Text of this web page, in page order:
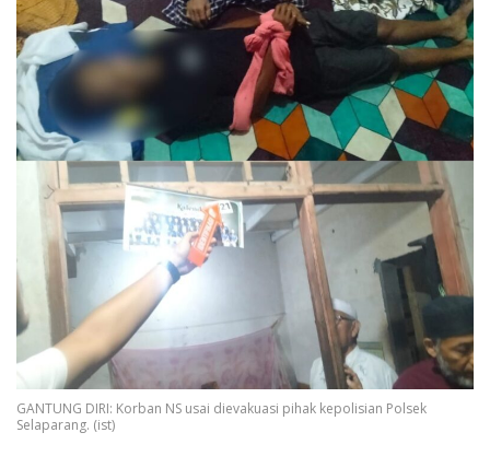
GANTUNG DIRI: Korban NS usai dievakuasi pihak kepolisian Polsek
Selaparang. (ist)